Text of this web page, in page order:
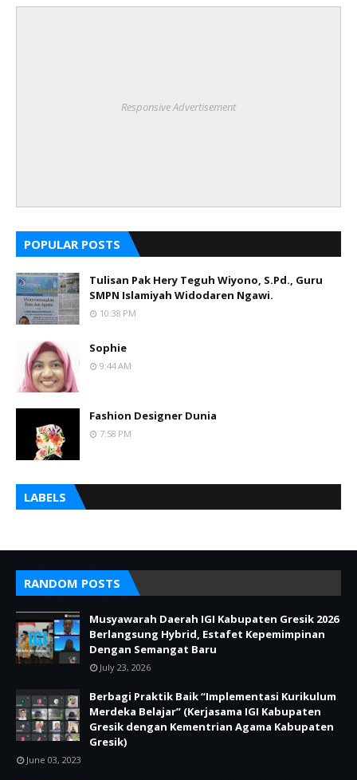
Responsive Advertisement
POPULAR POSTS
Tulisan Pak Hery Teguh Wiyono, S.Pd., Guru
SMPN Islamiyah Widodaren Ngawi.
10:38 PM
Sophie
9:44 AM
Fashion Designer Dunia
7:58 PM
LABELS
RANDOM POSTS
Musyawarah Daerah IGI Kabupaten Gresik 2026
Berlangsung Hybrid, Estafet Kepemimpinan
Dengan Semangat Baru
July 23, 2026
Berbagi Praktik Baik “Implementasi Kurikulum
Merdeka Belajar” (Kerjasama IGI Kabupaten
Gresik dengan Kementrian Agama Kabupaten
Gresik)
June 03, 2023